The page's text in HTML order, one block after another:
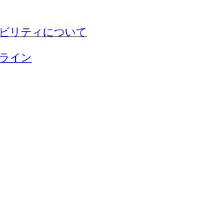
リティについて
イン